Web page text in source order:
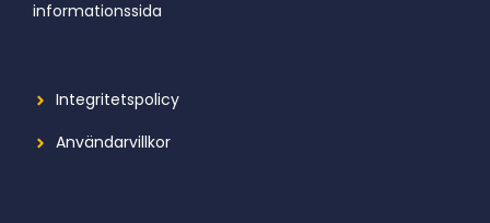
informationssida
Integritetspolicy
Användarvillkor